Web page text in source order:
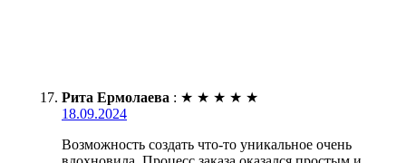
Рита Ермолаева : ★ ★ ★ ★ ★
18.09.2024
Возможность создать что-то уникальное очень